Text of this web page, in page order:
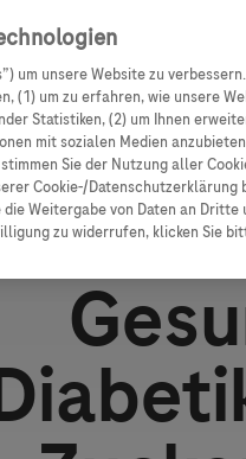
bestellen CGM
Diabetiker
um unsere Website zu
(1) um zu erfahren, wie unsere
Statistiken, (2) um Ihnen
mit sozialen Medien
Sie der Nutzung aller
Cookie-/Datenschutzerklärung
Weitergabe von Daten an
zu widerrufen, klicken Sie